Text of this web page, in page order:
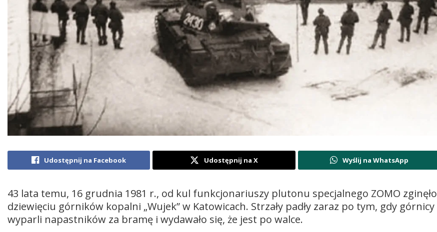
Udostępnij na Facebook Udostępnij na X Wyślij na WhatsApp
43 lata temu, 16 grudnia 1981 r., od kul funkcjonariuszy plutonu specjalnego ZOMO zginęło
dziewięciu górników kopalni „Wujek” w Katowicach. Strzały padły zaraz po tym, gdy górnicy
wyparli napastników za bramę i wydawało się, że jest po walce.